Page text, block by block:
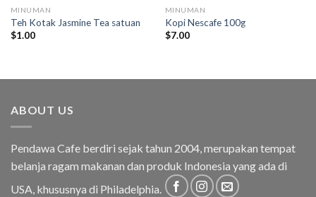
MINUMAN
Teh Kotak Jasmine Tea satuan
$1.00
MINUMAN
Kopi Nescafe 100g
$7.00
ABOUT US
Pendawa Cafe berdiri sejak tahun 2004, merupakan tempat
belanja ragam makanan dan produk Indonesia yang ada di
USA, khususnya di Philadelphia.